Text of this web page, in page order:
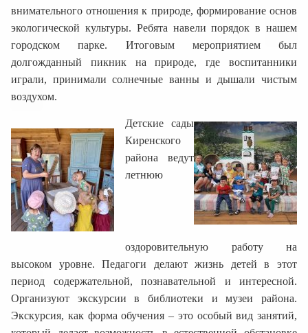
внимательного отношения к природе, формирование основ
экологической культуры. Ребята навели порядок в нашем
городском парке. Итоговым мероприятием был
долгожданный пикник на природе, где воспитанники
играли, принимали солнечные ванны и дышали чистым
воздухом.
Детские сады
Киренского
района ведут
летнюю
оздоровительную работу на
высоком уровне. Педагоги делают жизнь детей в этот
период содержательной, познавательной и интересной.
Организуют экскурсии в библиотеки и музеи района.
Экскурсия, как форма обучения – это особый вид занятий,